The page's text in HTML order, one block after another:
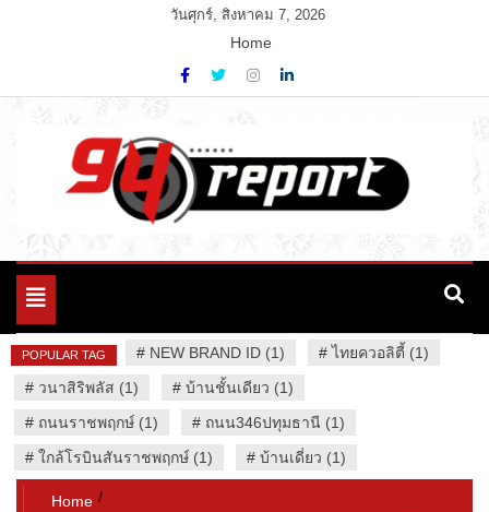
วันศุกร์, สิงหาคม 7, 2026
Home
94 Report.com
Variety News
Toggle
POPULAR TAG # NEW BRAND ID (1) #ไทยควอลิตี้ (1)
# วนาสิริพลัส (1) # บ้านชั้นเดียว (1)
# ถนนราชพฤกษ์ (1) # ถนน346ปทุมธานี (1)
# ใกล้โรบินสันราชพฤกษ์ (1) # บ้านเดี่ยว (1)
Home